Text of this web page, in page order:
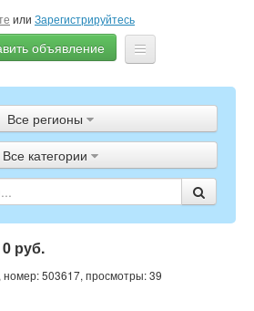
или Зарегистрируйтесь
объявление
Объявления
Полистать газету
ТВ-программа
Все регионы
Все категории
0 руб.
номер: 503617, просмотры: 39